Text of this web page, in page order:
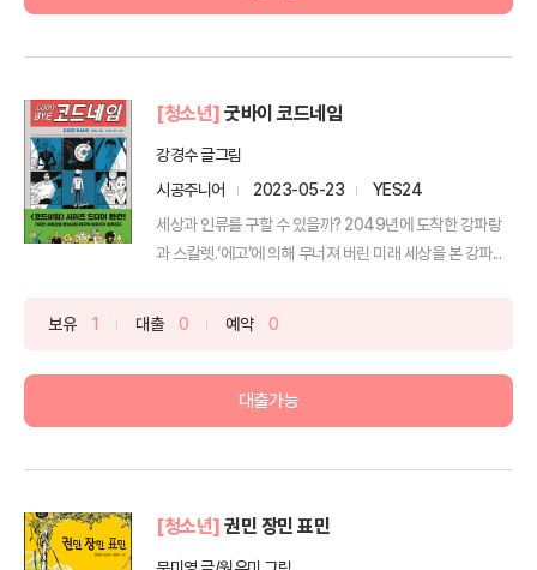
[청소년] 굿바이 코드네임
강경수 글그림
시공주니어
2023-05-23
YES24
세상과 인류를 구할 수 있을까? 2049년에 도착한 강파랑
과 스칼렛.‘에고’에 의해 무너져 버린 미래 세상을 본 강파...
보유 1 대출 0 예약 0
대출가능
[청소년] 권민 장민 표민